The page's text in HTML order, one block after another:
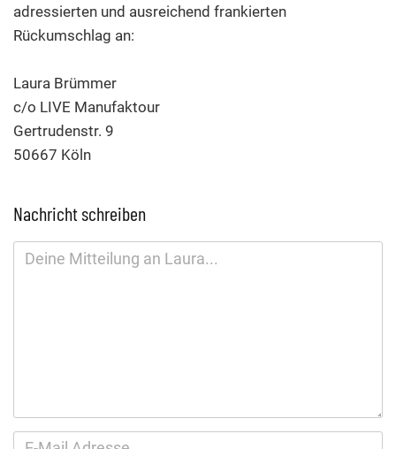
adressierten und ausreichend frankierten
Rückumschlag an:
Laura Brümmer
c/o LIVE Manufaktour
Gertrudenstr. 9
50667 Köln
Nachricht schreiben